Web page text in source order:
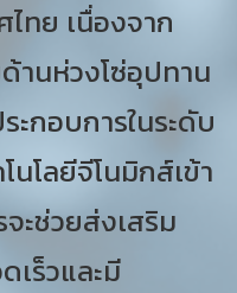
ทย เนื่องจาก
านห่วงโซ่อุปทาน
กอบการในระดับ
โลยีจีโนมิกส์เข้า
ะช่วยส่งเสริม
เร็วและมี